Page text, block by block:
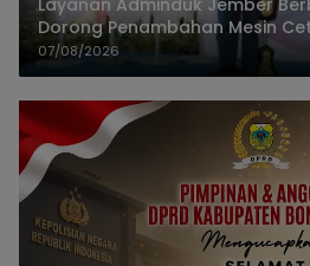
Dorong Penambahan Mesin
07/08/2026